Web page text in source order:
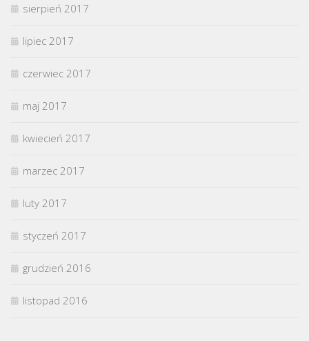
sierpień 2017
lipiec 2017
czerwiec 2017
maj 2017
kwiecień 2017
marzec 2017
luty 2017
styczeń 2017
grudzień 2016
listopad 2016